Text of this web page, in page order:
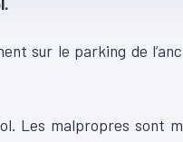
sur le parking de
Les malpropres sont